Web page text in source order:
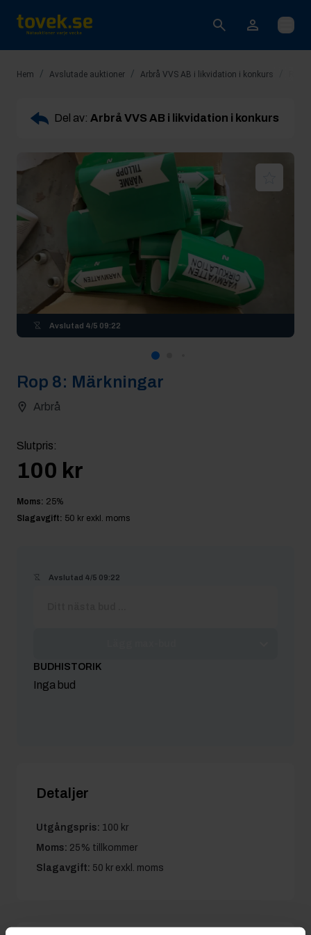
Öppna
Hem / Avslutade auktioner / Arbrå VVS AB i likvidation i konkurs
Del av: Arbrå VVS AB i likvidation i konkurs
Avslutad 4/5 09:22
Rop 8: Märkningar
Arbrå
Slutpris:
100 kr
Moms: 25%
Slagavgift: 50 kr exkl. moms
Avslutad 4/5 09:22
BUDHISTORIK
Inga bud
Detaljer
Utgångspris: 100 kr
Moms: 25% tillkommer
Slagavgift: 50 kr exkl. moms